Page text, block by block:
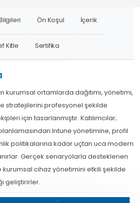
Ön Koşul İçerik
Kitle Sertifika
kurumsal ortamlarda dağıtımı, yönetimi,
stratejilerini profesyonel şekilde
için tasarlanmıştır. Katılımcılar;
Intune yönetimine, profil
politikalarına kadar uçtan uca modern
Gerçek senaryolarla desteklenen
cihaz yönetimini etkili şekilde
geliştirirler.